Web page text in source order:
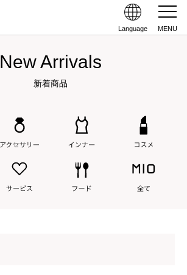
Language MENU
New Arrivals
新着商品